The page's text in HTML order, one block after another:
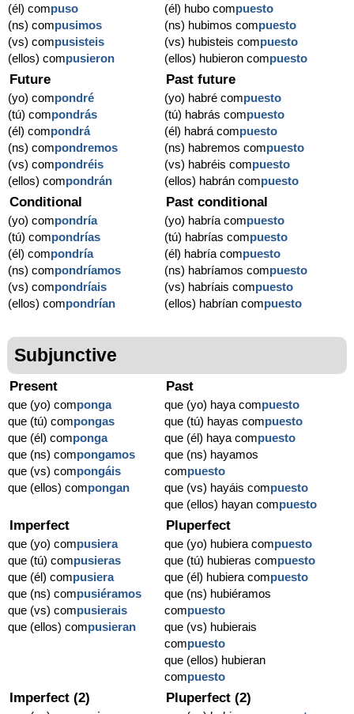
(él) compuso
(ns) compusimos
(vs) compusisteis
(ellos) compusieron
(él) hubo compuesto
(ns) hubimos compuesto
(vs) hubisteis compuesto
(ellos) hubieron compuesto
Future
(yo) compondré
(tú) compondrás
(él) compondrá
(ns) compondremos
(vs) compondréis
(ellos) compondrán
Past future
(yo) habré compuesto
(tú) habrás compuesto
(él) habrá compuesto
(ns) habremos compuesto
(vs) habréis compuesto
(ellos) habrán compuesto
Conditional
(yo) compondría
(tú) compondrías
(él) compondría
(ns) compondríamos
(vs) compondríais
(ellos) compondrían
Past conditional
(yo) habría compuesto
(tú) habrías compuesto
(él) habría compuesto
(ns) habríamos compuesto
(vs) habríais compuesto
(ellos) habrían compuesto
Subjunctive
Present
que (yo) componga
que (tú) compongas
que (él) componga
que (ns) compongamos
que (vs) compongáis
que (ellos) compongan
Past
que (yo) haya compuesto
que (tú) hayas compuesto
que (él) haya compuesto
que (ns) hayamos
compuesto
que (vs) hayáis compuesto
que (ellos) hayan compuesto
Imperfect
que (yo) compusiera
que (tú) compusieras
que (él) compusiera
que (ns) compusiéramos
que (vs) compusierais
que (ellos) compusieran
Pluperfect
que (yo) hubiera compuesto
que (tú) hubieras compuesto
que (él) hubiera compuesto
que (ns) hubiéramos
compuesto
que (vs) hubierais
compuesto
que (ellos) hubieran
compuesto
Imperfect (2) Pluperfect (2)